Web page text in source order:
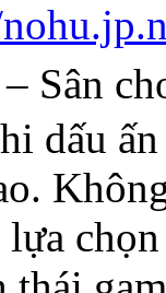
Sân
dấu